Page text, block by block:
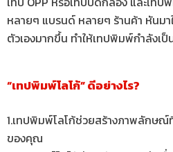
หลายๆ แบรนด์ หลายๆ ร้านค้า หันม
ตัวเองมากขึ้น ทำให้เทปพิมพ์กำลังเ
“เทปพิมพ์โลโก้” ดีอย่างไร?
1.เทปพิมพ์โลโก้ช่วยสร้างภาพลักษ
ของคุณ